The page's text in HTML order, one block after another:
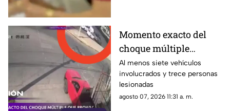
Momento exacto del
choque múltiple
provocado por un
tráiler sin frenos HOY 7
de agosto en
Aguascalientes
Al menos siete vehículos
involucrados y trece personas
lesionadas
agosto 07, 2026 11:31 a. m.